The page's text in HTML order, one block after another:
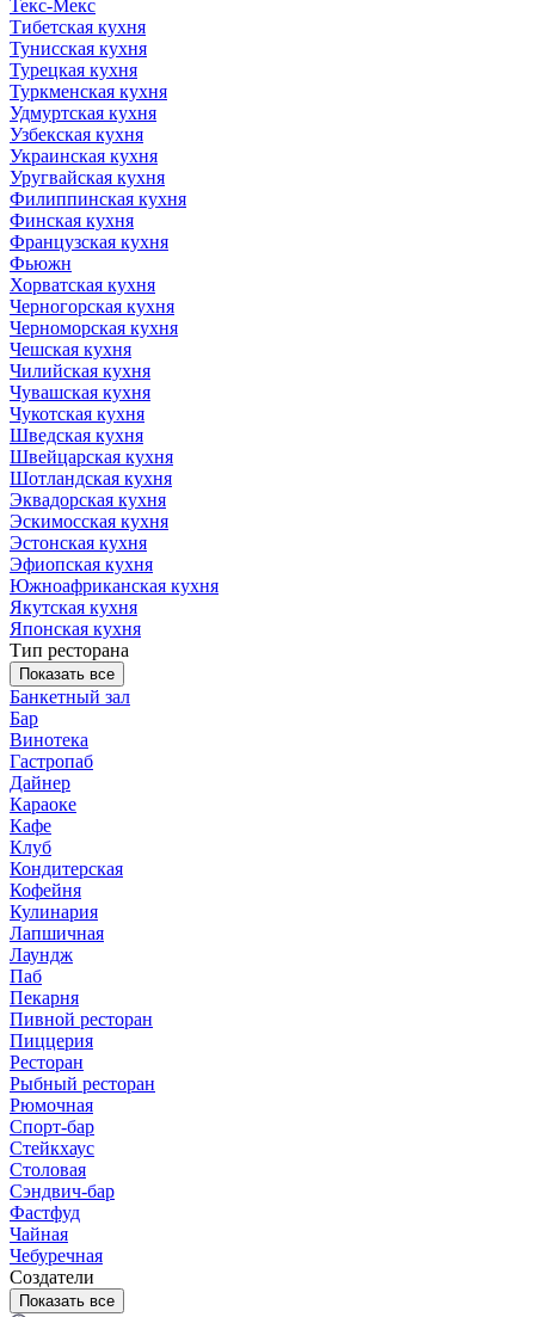
Текс-Мекс
Тибетская кухня
Тунисская кухня
Турецкая кухня
Туркменская кухня
Удмуртская кухня
Узбекская кухня
Украинская кухня
Уругвайская кухня
Филиппинская кухня
Финская кухня
Французская кухня
Фьюжн
Хорватская кухня
Черногорская кухня
Черноморская кухня
Чешская кухня
Чилийская кухня
Чувашская кухня
Чукотская кухня
Шведская кухня
Швейцарская кухня
Шотландская кухня
Эквадорская кухня
Эскимосская кухня
Эстонская кухня
Эфиопская кухня
Южноафриканская кухня
Якутская кухня
Японская кухня
Тип ресторана
Показать все
Банкетный зал
Бар
Винотека
Гастропаб
Дайнер
Караоке
Кафе
Клуб
Кондитерская
Кофейня
Кулинария
Лапшичная
Лаундж
Паб
Пекарня
Пивной ресторан
Пиццерия
Ресторан
Рыбный ресторан
Рюмочная
Спорт-бар
Стейкхаус
Столовая
Сэндвич-бар
Фастфуд
Чайная
Чебуречная
Создатели
Показать все